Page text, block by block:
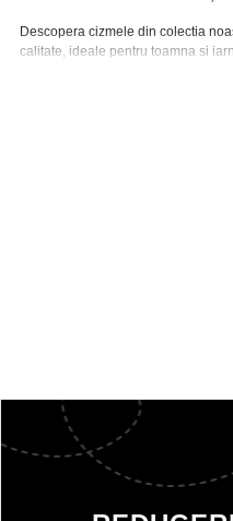
Descopera cizmele din colectia
calitate, ideale pentru toamna si
aceste caracteristici fac ca